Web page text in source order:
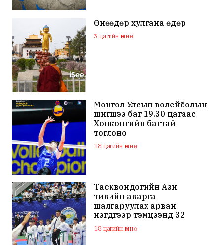
Өнөөдөр хулгана өдөр
3 цагийн өмнө
Монгол Улсын волейболын
шигшээ баг 19.30 цагаас
Хонконгийн багтай
тоглоно
18 цагийн өмнө
Таеквондогийн Ази
тивийн аварга
шалгаруулах арван
нэгдүгээр тэмцээнд 32
орны тамирчид өрсөлдөж
байна
18 цагийн өмнө